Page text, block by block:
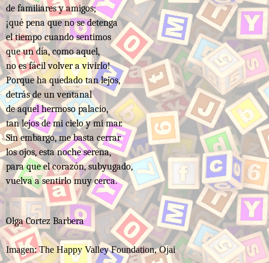
de familiares y amigos;
¡qué pena que no se detenga
el tiempo cuando sentimos
que un día, como aquel,
no es fácil volver a vivirlo!
Porque ha quedado tan lejos,
detrás de un ventanal
de aquel hermoso palacio,
tan lejos de mi cielo y mi mar.
Sin embargo, me basta cerrar
los ojos, esta noche serena,
para que el corazón, subyugado,
vuelva a sentirlo muy cerca.
Olga Cortez Barbera
Imagen: The Happy Valley Foundation, Ojai